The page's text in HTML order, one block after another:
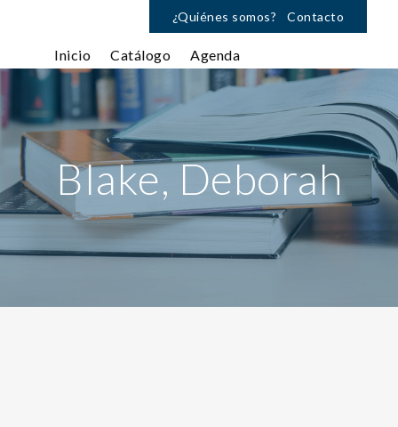
¿Quiénes somos? Contacto
Inicio Catálogo Agenda
Blake, Deborah